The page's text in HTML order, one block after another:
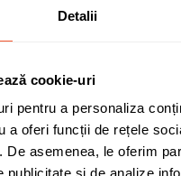
Detalii
cookie-uri
pentru a personaliza
a oferi funcții de rețele
De asemenea, le oferim
publicitate și de analize